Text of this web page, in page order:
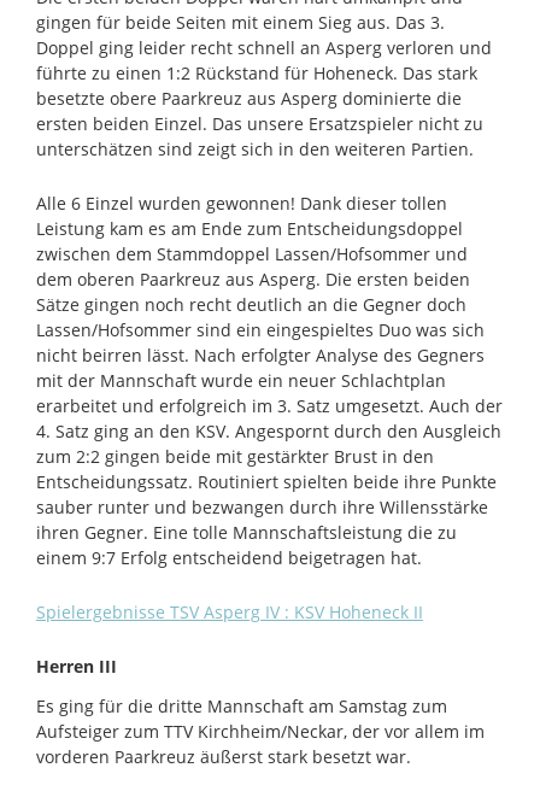
gingen für beide Seiten mit einem Sieg aus. Das 3.
Doppel ging leider recht schnell an Asperg verloren und
führte zu einen 1:2 Rückstand für Hoheneck. Das stark
besetzte obere Paarkreuz aus Asperg dominierte die
ersten beiden Einzel. Das unsere Ersatzspieler nicht zu
unterschätzen sind zeigt sich in den weiteren Partien.
Alle 6 Einzel wurden gewonnen! Dank dieser tollen
Leistung kam es am Ende zum Entscheidungsdoppel
zwischen dem Stammdoppel Lassen/Hofsommer und
dem oberen Paarkreuz aus Asperg. Die ersten beiden
Sätze gingen noch recht deutlich an die Gegner doch
Lassen/Hofsommer sind ein eingespieltes Duo was sich
nicht beirren lässt. Nach erfolgter Analyse des Gegners
mit der Mannschaft wurde ein neuer Schlachtplan
erarbeitet und erfolgreich im 3. Satz umgesetzt. Auch der
4. Satz ging an den KSV. Angespornt durch den Ausgleich
zum 2:2 gingen beide mit gestärkter Brust in den
Entscheidungssatz. Routiniert spielten beide ihre Punkte
sauber runter und bezwangen durch ihre Willensstärke
ihren Gegner. Eine tolle Mannschaftsleistung die zu
einem 9:7 Erfolg entscheidend beigetragen hat.
Spielergebnisse TSV Asperg IV : KSV Hoheneck II
Herren III
Es ging für die dritte Mannschaft am Samstag zum
Aufsteiger zum TTV Kirchheim/Neckar, der vor allem im
vorderen Paarkreuz äußerst stark besetzt war.